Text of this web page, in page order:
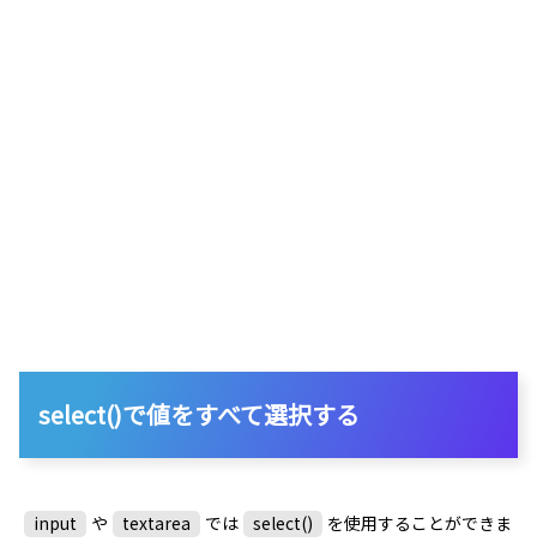
select()で値をすべて選択する
input や textarea では select()
を使用することができま